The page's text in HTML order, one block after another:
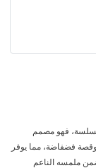
فهو مصمم
وقصة فضفاضة، مما يوفر
ملمسه الناعم